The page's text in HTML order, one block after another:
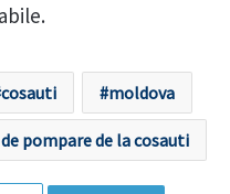
cosauti moldova
pompare de la cosauti